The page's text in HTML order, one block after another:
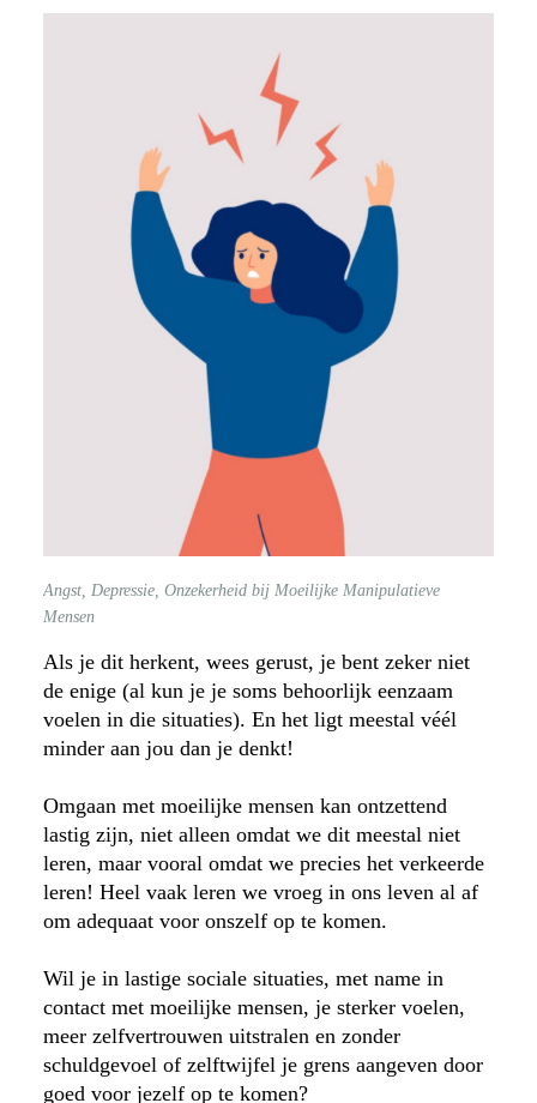
Angst, Depressie, Onzekerheid bij Moeilijke Manipulatieve
Mensen
Als je dit herkent, wees gerust, je bent zeker niet
de enige (al kun je je soms behoorlijk eenzaam
voelen in die situaties). En het ligt meestal véél
minder aan jou dan je denkt!
Omgaan met moeilijke mensen kan ontzettend
lastig zijn, niet alleen omdat we dit meestal niet
leren, maar vooral omdat we precies het verkeerde
leren! Heel vaak leren we vroeg in ons leven al af
om adequaat voor onszelf op te komen.
Wil je in lastige sociale situaties, met name in
contact met moeilijke mensen, je sterker voelen,
meer zelfvertrouwen uitstralen en zonder
schuldgevoel of zelftwijfel je grens aangeven door
goed voor jezelf op te komen?